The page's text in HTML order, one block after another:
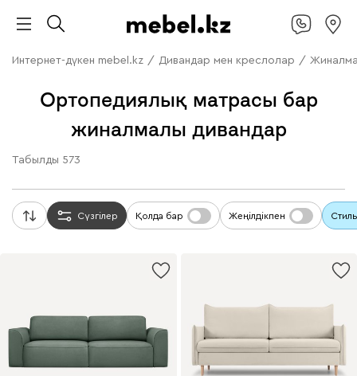
Интернет-дүкен mebel.kz / Дивандар мен креслолар /
Ортопедиялық матрасы бар
жиналмалы дивандар
Табылды 573
Сүзгілер Қолда бар Жеңілдікпен